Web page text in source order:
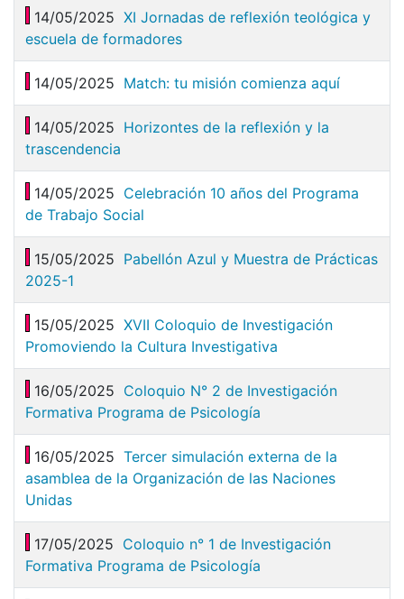
14/05/2025 XI Jornadas de reflexión teológica y
escuela de formadores
14/05/2025 Match: tu misión comienza aquí
14/05/2025 Horizontes de la reflexión y la
trascendencia
14/05/2025 Celebración 10 años del Programa
de Trabajo Social
15/05/2025 Pabellón Azul y Muestra de Prácticas
2025-1
15/05/2025 XVII Coloquio de Investigación
Promoviendo la Cultura Investigativa
16/05/2025 Coloquio N° 2 de Investigación
Formativa Programa de Psicología
16/05/2025 Tercer simulación externa de la
asamblea de la Organización de las Naciones
Unidas
17/05/2025 Coloquio n° 1 de Investigación
Formativa Programa de Psicología